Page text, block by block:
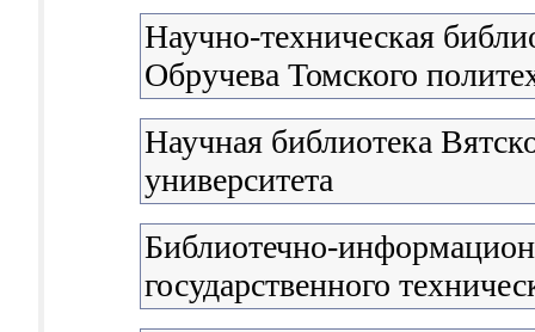
Научно-техническая
Обручева Томского
Научная библиотека
университета
Библиотечно-
государственного